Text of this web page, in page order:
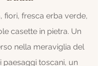
fiori, fresca erba verde,
casette in pietra. Un
nella meraviglia del
paesaggi toscani, un